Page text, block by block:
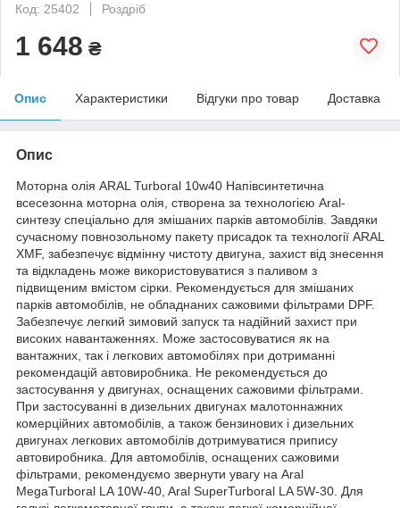
Код: 25402
Роздріб
1 648 ₴
Опис Характеристики Відгуки про товар Доставка
Опис
Моторна олія ARAL Turboral 10w40 Напівсинтетична
всесезонна моторна олія, створена за технологією Aral-
синтезу спеціально для змішаних парків автомобілів. Завдяки
сучасному повнозольному пакету присадок та технології ARAL
XMF, забезпечує відмінну чистоту двигуна, захист від знесення
та відкладень може використовуватися з паливом з
підвищеним вмістом сірки. Рекомендується для змішаних
парків автомобілів, не обладнаних сажовими фільтрами DPF.
Забезпечує легкий зимовий запуск та надійний захист при
високих навантаженнях. Може застосовуватися як на
вантажних, так і легкових автомобілях при дотриманні
рекомендацій автовиробника. Не рекомендується до
застосування у двигунах, оснащених сажовими фільтрами.
При застосуванні в дизельних двигунах малотоннажних
комерційних автомобілів, а також бензинових і дизельних
двигунах легкових автомобілів дотримуватися припису
автовиробника. Для автомобілів, оснащених сажовими
фільтрами, рекомендуємо звернути увагу на Aral
MegaTurboral LA 10W-40, Aral SuperTurboral LA 5W-30. Для